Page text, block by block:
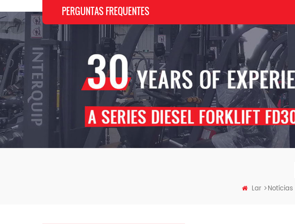
PERGUNTAS FREQUENTES
Lar Notícias